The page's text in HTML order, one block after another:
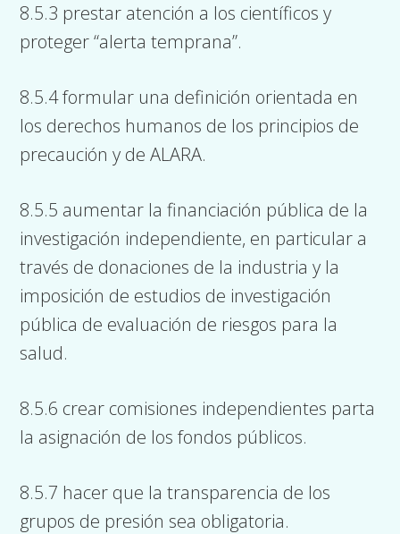
8.5.3 prestar atención a los científicos y
proteger “alerta temprana”.
8.5.4 formular una definición orientada en
los derechos humanos de los principios de
precaución y de ALARA.
8.5.5 aumentar la financiación pública de la
investigación independiente, en particular a
través de donaciones de la industria y la
imposición de estudios de investigación
pública de evaluación de riesgos para la
salud.
8.5.6 crear comisiones independientes parta
la asignación de los fondos públicos.
8.5.7 hacer que la transparencia de los
grupos de presión sea obligatoria.